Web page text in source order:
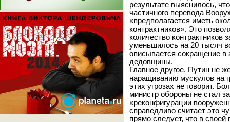
результате выяснилось,
частичного перевода
«предполагается иметь
контрактников». Это
количество контрактников
уменьшилось на 20 тысяч
описывается сокращение в
дедовщины.
Главное другое. Путин не
наращиванию мускулов на
этих угрозах не говорит.
министр обороны не стал
«реконфигурации
справедливо считает это
прямо следует, что в своей